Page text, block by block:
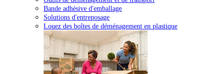
Bande adhésive d'emballage
Solutions d'entreposage
Louez des boîtes de déménagement en plastique